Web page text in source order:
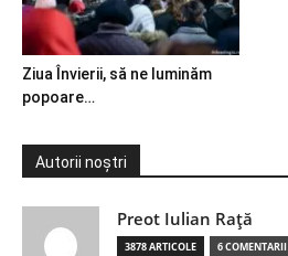
Ziua Învierii, să ne luminăm
popoare…
Autorii noștri
Preot Iulian Raţă
3878 ARTICOLE 6 COMENTARII